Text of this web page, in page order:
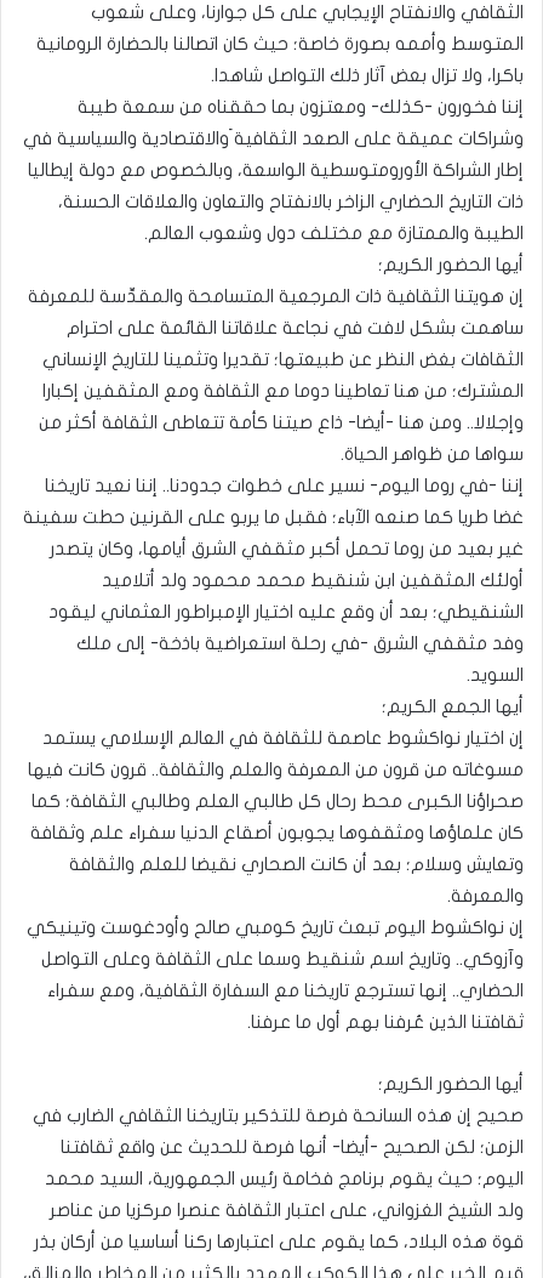
الثقافي والانفتاح الإيجابي على كل جوارنا، وعلى شعوب
المتوسط وأممه بصورة خاصة؛ حيث كان اتصالنا بالحضارة الرومانية
باكرا، ولا تزال بعض آثار ذلك التواصل شاهدا.
إننا فخورون -كذلك- ومعتزون بما حققناه من سمعة طيبة
وشراكات عميقة على الصعد الثقافية َوالاقتصادية والسياسية في
إطار الشراكة الأورومتوسطية الواسعة، وبالخصوص مع دولة إيطاليا
ذات التاريخ الحضاري الزاخر بالانفتاح والتعاون والعلاقات الحسنة،
الطيبة والممتازة مع مختلف دول وشعوب العالم.
أيها الحضور الكريم؛
إن هويتنا الثقافية ذات المرجعية المتسامحة والمقدِّسة للمعرفة
ساهمت بشكل لافت في نجاعة علاقاتنا القائمة على احترام
الثقافات بغض النظر عن طبيعتها؛ تقديرا وتثمينا للتاريخ الإنساني
المشترك؛ من هنا تعاطينا دوما مع الثقافة ومع المثقفين إكبارا
وإجلالا.. ومن هنا -أيضا- ذاع صيتنا كأمة تتعاطى الثقافة أكثر من
سواها من ظواهر الحياة.
إننا -في روما اليوم- نسير على خطوات جدودنا.. إننا نعيد تاريخنا
غضا طريا كما صنعه الآباء؛ فقبل ما يربو على القرنين حطت سفينة
غير بعيد من روما تحمل أكبر مثقفي الشرق أيامها، وكان يتصدر
أولئك المثقفين ابن شنقيط محمد محمود ولد أتلاميد
الشنقيطي؛ بعد أن وقع عليه اختيار الإمبراطور العثماني ليقود
وفد مثقفي الشرق -في رحلة استعراضية باذخة- إلى ملك
السويد.
أيها الجمع الكريم؛
إن اختيار نواكشوط عاصمة للثقافة في العالم الإسلامي يستمد
مسوغاته من قرون من المعرفة والعلم والثقافة.. قرون كانت فيها
صحراؤنا الكبرى محط رحال كل طالبي العلم وطالبي الثقافة؛ كما
كان علماؤها ومثقفوها يجوبون أصقاع الدنيا سفراء علم وثقافة
وتعايش وسلام؛ بعد أن كانت الصحاري نقيضا للعلم والثقافة
والمعرفة.
إن نواكشوط اليوم تبعث تاريخ كومبي صالح وأودغوست وتينيكي
وآزوكي.. وتاريخ اسم شنقيط وسما على الثقافة وعلى التواصل
الحضاري.. إنها تسترجع تاريخنا مع السفارة الثقافية، ومع سفراء
ثقافتنا الذين عُرفنا بهم أول ما عرفنا.
أيها الحضور الكريم؛
صحيح إن هذه السانحة فرصة للتذكير بتاريخنا الثقافي الضارب في
الزمن؛ لكن الصحيح -أيضا- أنها فرصة للحديث عن واقع ثقافتنا
اليوم؛ حيث يقوم برنامج فخامة رئيس الجمهورية، السيد محمد
ولد الشيخ الغزواني، على اعتبار الثقافة عنصرا مركزيا من عناصر
قوة هذه البلاد، كما يقوم على اعتبارها ركنا أساسيا من أركان بذر
قيم الخير على هذا الكوكب المهدد بالكثير من المخاطر والمزالق،